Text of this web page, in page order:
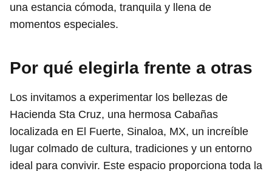
una estancia cómoda, tranquila y llena de
momentos especiales.
Por qué elegirla frente a otras
Los invitamos a experimentar los bellezas de
Hacienda Sta Cruz, una hermosa Cabañas
localizada en El Fuerte, Sinaloa, MX, un increíble
lugar colmado de cultura, tradiciones y un entorno
ideal para convivir. Este espacio proporciona toda la